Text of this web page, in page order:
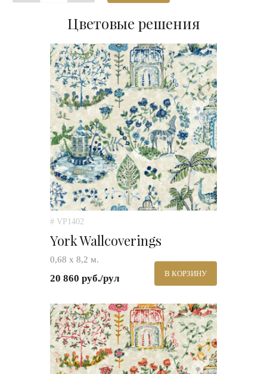
Цветовые решения
# VP1402
York Wallcoverings
0,68 х 8,2 м.
20 860 руб./рул В КОРЗИНУ